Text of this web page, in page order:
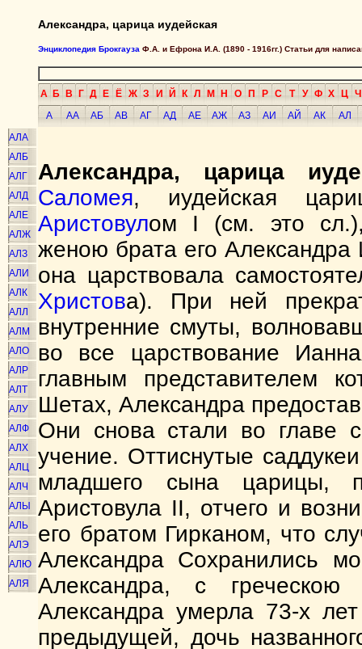
Александра, царица иудейская
Энциклопедия Брокгауза Ф.А. и Ефрона И.А. (1890 - 1916гг.) Статьи для
А Б В Г Д Е Ё Ж З И Й К Л М Н О П Р С Т У Ф Х Ц Ч
А
АА АБ АВ АГ АД АЕ АЖ АЗ АИ АЙ АК
АЛ
АЛА
АЛБ
АЛГ
АЛД
АЛЕ
АЛЖ
АЛЗ
АЛИ
АЛК
АЛЛ
АЛМ
АЛО
АЛР
АЛТ
АЛУ
АЛФ
АЛХ
АЛЦ
АЛЧ
АЛЫ
АЛЬ
АЛЭ
АЛЮ
АЛЯ
Александра, царица
Саломея, иудейская
Аристовулом I (см. это
женою брата его Александра
она царствовала
Христова). При ней
внутренние смуты,
во все царствование
главным представителем
Шетах, Александра
Они снова стали во главе
учение. Оттиснутые
младшего сына царицы,
Аристовула II, отчего и
его братом Гирканом, что
Александра Сохранились
Александра, с
Александра умерла 73-х
предыдущей, дочь